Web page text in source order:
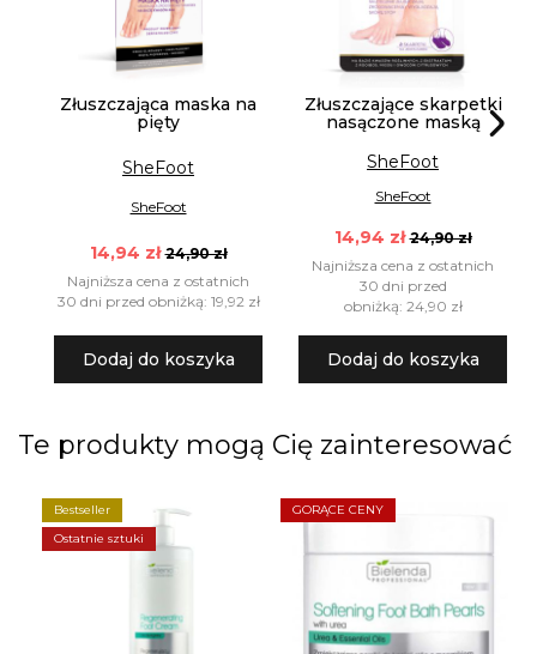
Złuszczająca maska na
pięty
SheFoot
SheFoot
14,94 zł 24,90 zł
Najniższa cena z ostatnich
30 dni przed obniżką: 19,92 zł
Dodaj do koszyka
Złuszczające skarpetki
nasączone maską
SheFoot
SheFoot
14,94 zł 24,90 zł
Najniższa cena z ostatnich
30 dni przed
obniżką: 24,90 zł
Dodaj do koszyka
Te produkty mogą Cię zainteresować
Bestseller
Ostatnie sztuki
GORĄCE CENY